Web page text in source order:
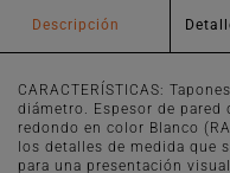
Descripción
CARACTERÍSTICAS:
diámetro. Espesor de pared
redondo en color Blanco
los detalles de medida que
para una presentación